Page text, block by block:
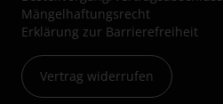
Mängelhaftungsrecht
Erklärung zur Barrierefreiheit
Vertrag widerrufen